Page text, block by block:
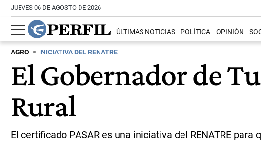
JUEVES 06 DE AGOSTO DE 2026
ÚLTIMAS NOTICIAS POLÍTICA OPINIÓN
AGRO INICIATIVA DEL RENATRE
El Gobernador de
Rural
El certificado PASAR es una iniciativa del RENATRE